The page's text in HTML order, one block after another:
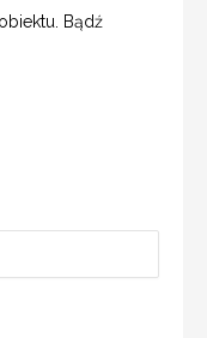
Bądź